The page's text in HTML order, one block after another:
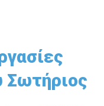
Σωτήριος